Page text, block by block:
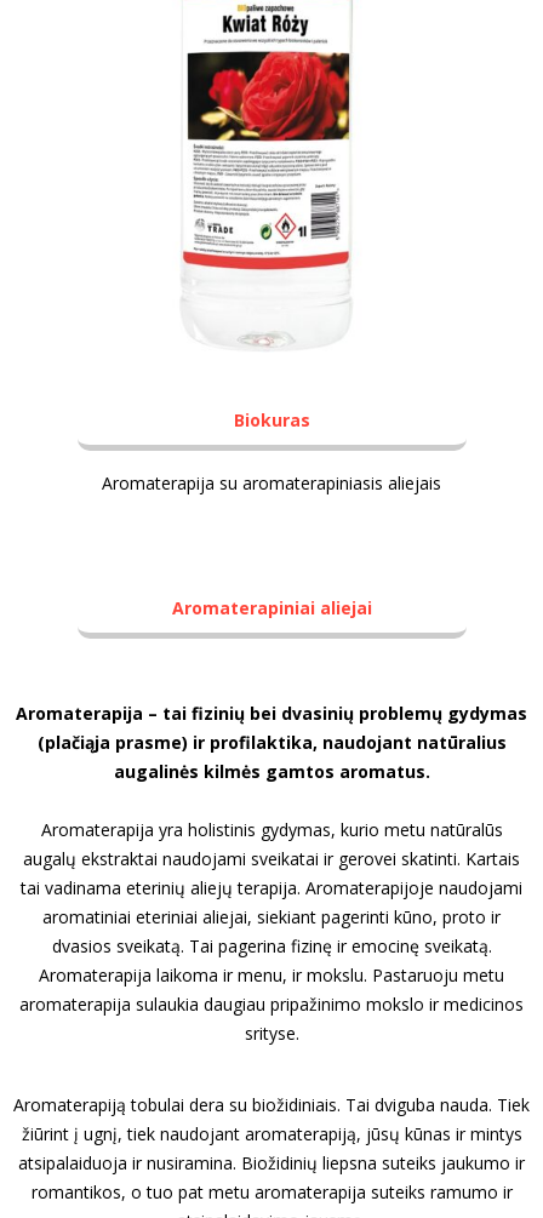
Biokuras
Aromaterapija su aromaterapiniasis aliejais
Aromaterapiniai aliejai
Aromaterapija – tai fizinių bei dvasinių problemų gydymas
(plačiąja prasme) ir profilaktika, naudojant natūralius
augalinės kilmės gamtos aromatus.
Aromaterapija yra holistinis gydymas, kurio metu natūralūs
augalų ekstraktai naudojami sveikatai ir gerovei skatinti. Kartais
tai vadinama eterinių aliejų terapija. Aromaterapijoje naudojami
aromatiniai eteriniai aliejai, siekiant pagerinti kūno, proto ir
dvasios sveikatą. Tai pagerina fizinę ir emocinę sveikatą.
Aromaterapija laikoma ir menu, ir mokslu. Pastaruoju metu
aromaterapija sulaukia daugiau pripažinimo mokslo ir medicinos
srityse.
Aromaterapiją tobulai dera su biožidiniais. Tai dviguba nauda. Tiek
žiūrint į ugnį, tiek naudojant aromaterapiją, jūsų kūnas ir mintys
atsipalaiduoja ir nusiramina. Biožidinių liepsna suteiks jaukumo ir
romantikos, o tuo pat metu aromaterapija suteiks ramumo ir